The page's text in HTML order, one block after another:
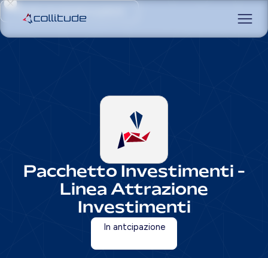
Prenota una consulenza gratuita
Pacchetto Investimenti -
Linea Attrazione
Investimenti
In antcipazione